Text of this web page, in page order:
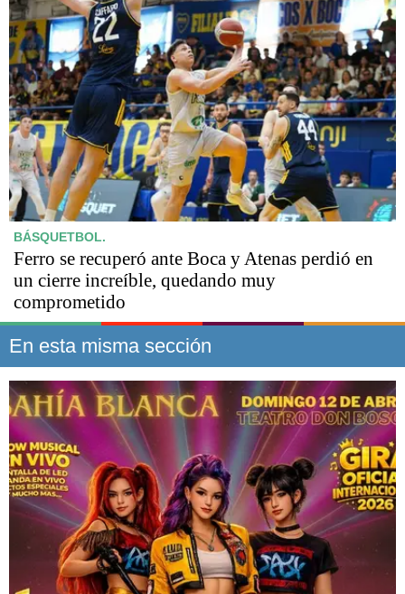
BÁSQUETBOL.
Ferro se recuperó ante Boca y Atenas perdió en
un cierre increíble, quedando muy
comprometido
En esta misma sección